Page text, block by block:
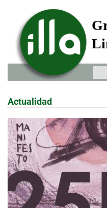
Actualidad